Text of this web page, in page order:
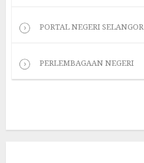
PORTAL NEGERI SELANGOR
PERLEMBAGAAN NEGERI